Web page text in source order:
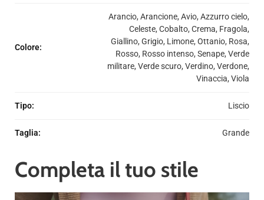
Colore:
Arancio, Arancione, Avio, Azzurro cielo,
Celeste, Cobalto, Crema, Fragola,
Giallino, Grigio, Limone, Ottanio, Rosa,
Rosso, Rosso intenso, Senape, Verde
militare, Verde scuro, Verdino, Verdone,
Vinaccia, Viola
Tipo: Liscio
Taglia: Grande
Completa il tuo stile